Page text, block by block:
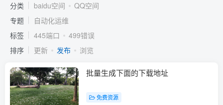
分类 baidu空间
QQ空间
专题
自动化运维
标签
445端口
499错误
排序
更新 发布 浏览
批量生成下面的下载地址
免费资源